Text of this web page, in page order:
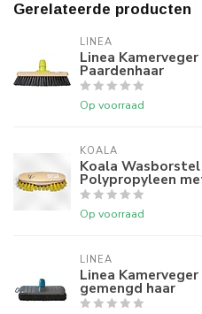
Gerelateerde producten
LINEA
Linea
Paardenhaar
Op voorraad
KOALA
Koala
Polypropyleen
Op voorraad
LINEA
Linea
gemengd haar